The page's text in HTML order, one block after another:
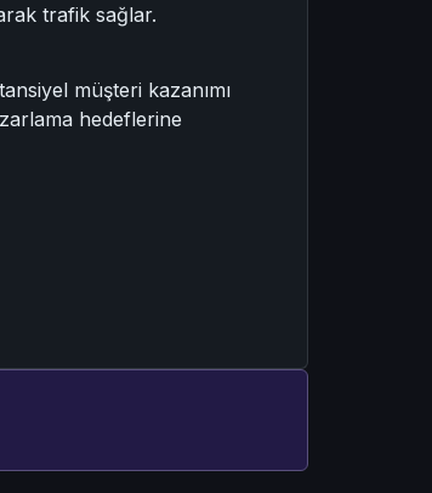
trafik sağlar.
müşteri kazanımı
hedeflerine